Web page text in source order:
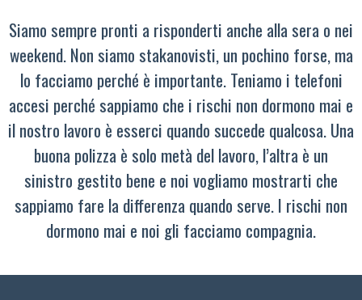
Siamo sempre pronti a risponderti anche alla sera o nei
weekend. Non siamo stakanovisti, un pochino forse, ma
lo facciamo perché è importante. Teniamo i telefoni
accesi perché sappiamo che i rischi non dormono mai e
il nostro lavoro è esserci quando succede qualcosa. Una
buona polizza è solo metà del lavoro, l’altra è un
sinistro gestito bene e noi vogliamo mostrarti che
sappiamo fare la differenza quando serve. I rischi non
dormono mai e noi gli facciamo compagnia.